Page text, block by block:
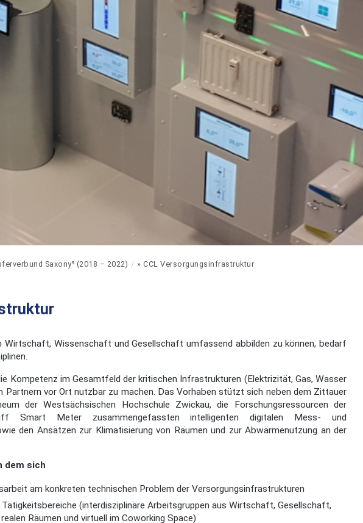
Saxony⁵ (2018 – 2022) » CCL Versorgungsinfrastruktur
Wirtschaft, Wissenschaft und Gesellschaft umfassend abbilden zu können, bedarf
Kompetenz im Gesamtfeld der kritischen Infrastrukturen (Elektrizität, Gas, Wasser
Partnern vor Ort nutzbar zu machen. Das Vorhaben stützt sich neben dem Zittauer
der Westsächsischen Hochschule Zwickau, die Forschungsressourcen der
Meter zusammengefassten intelligenten digitalen Mess- und
den Ansätzen zur Klimatisierung von Räumen und zur Abwärmenutzung an der
dem sich
am konkreten technischen Problem der Versorgungsinfrastrukturen
(interdisziplinäre Arbeitsgruppen aus Wirtschaft, Gesellschaft,
Räumen und virtuell im Coworking Space)